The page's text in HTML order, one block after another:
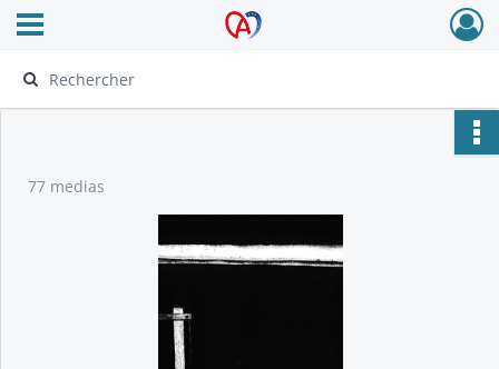
Archives Alsace - Colmar
Ouvrir le menu déroulant
77 medias